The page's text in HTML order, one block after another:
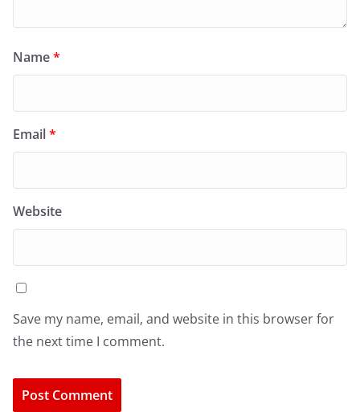
Name*
Email*
Website
Save my name, email, and website in this browser for
the next time I comment.